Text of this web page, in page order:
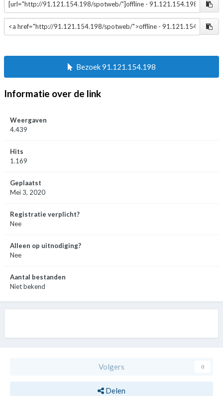
Bezoek 91.121.154.198
Informatie over de link
Weergaven
4.439
Hits
1.169
Geplaatst
Mei 3, 2020
Registratie verplicht?
Nee
Alleen op uitnodiging?
Nee
Aantal bestanden
Niet bekend
Volgers 0
Delen